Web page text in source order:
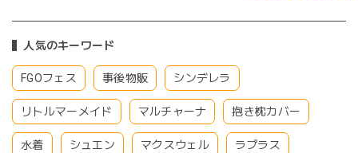
人気のキーワード
FGOフェス 事後物販 シンデレラ
リトルマーメイド マルチャーナ 抱き枕カバー
水着 シュエン マクスウェル ラプラス